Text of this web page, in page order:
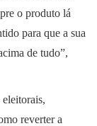
o produto lá
para que a sua
de tudo”,
eleitorais,
reverter a